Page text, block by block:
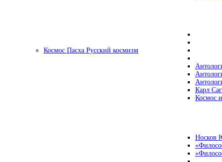
Космос Пасха Русский космизм
Карл
Космос
Носков